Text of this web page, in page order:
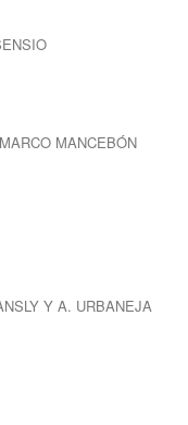
MANCEBÓN
Y A. URBANEJA